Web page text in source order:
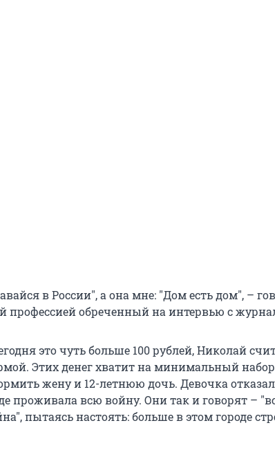
в России", а она мне: "Дом есть дом", –
профессией обреченный на интервью с
это чуть больше 100 рублей, Николай
Этих денег хватит на минимальный набор
жену и 12-летнюю дочь. Девочка
проживала всю войну. Они так и говорят –
пытаясь настоять: больше в этом городе